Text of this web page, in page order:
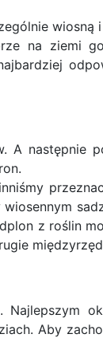
wiosną
na ziemi
A
z roślin
Aby